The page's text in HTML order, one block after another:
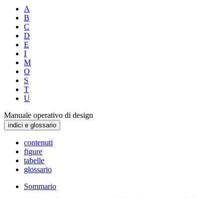
A
B
C
D
E
I
M
O
S
T
U
Manuale operativo di design
indici e glossario
contenuti
figure
tabelle
glossario
Sommario